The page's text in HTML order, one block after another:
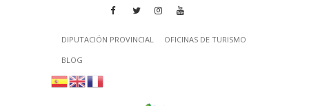
DIPUTACIÓN PROVINCIAL
OFICINAS DE TURISMO
BLOG